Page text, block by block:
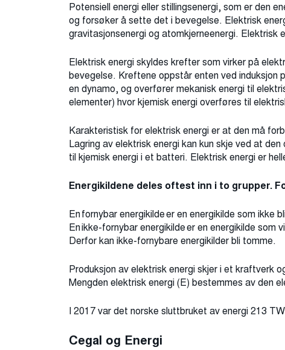
Potensiell energi eller stillingsenergi, som er den
og forsøker å sette det i bevegelse. Elektrisk
gravitasjonsenergi og atomkjerneenergi. Elektrisk
Elektrisk energi skyldes krefter som virker på
bevegelse. Kreftene oppstår enten ved induksjon
en dynamo, og overfører mekanisk energi til
elementer) hvor kjemisk energi overføres til
Karakteristisk for elektrisk energi er at den må
Lagring av elektrisk energi kan kun skje ved at
til kjemisk energi i et batteri. Elektrisk energi er
Energikildene deles oftest inn i to grupper.
En fornybar energikilde er en energikilde som ikke
En ikke-fornybar energikilde er en energikilde som
Derfor kan ikke-fornybare energikilder bli tomme.
Produksjon av elektrisk energi skjer i et kraftverk
Mengden elektrisk energi (E) bestemmes av den
I 2017 var det norske sluttbruket av energi 213
Cegal og Energi